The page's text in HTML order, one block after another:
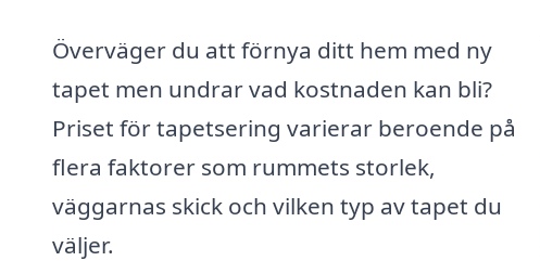
Överväger du att förnya ditt hem med ny
tapet men undrar vad kostnaden kan bli?
Priset för tapetsering varierar beroende på
flera faktorer som rummets storlek,
väggarnas skick och vilken typ av tapet du
väljer.